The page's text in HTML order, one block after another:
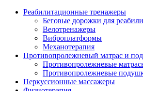
Реабилитационные тренажеры
Беговые дорожки для
Велотренажеры
Виброплатформы
Механотерапия
Противопролежневый матрас и
Противопролежневые
Противопролежневые
Перкуссионные массажеры